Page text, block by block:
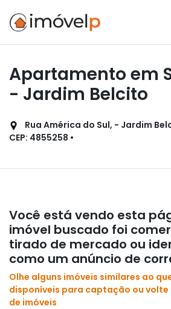
Apartamento em
- Jardim Belcito
Rua América do Sul, - Jardim
CEP: 4855258 •
Você está vendo esta
imóvel buscado foi
tirado de mercado ou
como um anúncio de
Olhe alguns imóveis similares ao
disponíveis para captação ou volte
de imóveis